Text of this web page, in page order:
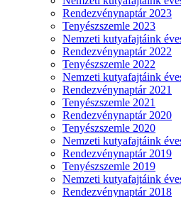
Rendezvénynaptár 2023
Tenyészszemle 2023
Nemzeti kutyafajtáink
Rendezvénynaptár 2022
Tenyészszemle 2022
Nemzeti kutyafajtáink
Rendezvénynaptár 2021
Tenyészszemle 2021
Rendezvénynaptár 2020
Tenyészszemle 2020
Nemzeti kutyafajtáink
Rendezvénynaptár 2019
Tenyészszemle 2019
Nemzeti kutyafajtáink
Rendezvénynaptár 2018